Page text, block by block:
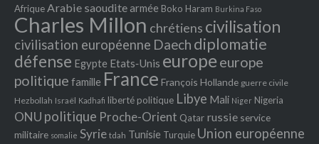
AfriqueArabie saoudite armée Boko Haram Burkina Faso
Charles Millon chrétiens civilisation
civilisation européenne Daech diplomatie
défense Egypte Etats‐Unis europeeurope
politique famille France François Hollande guerre civile
Hezbollah Israël Kadhafi liberté politique Libye Mali Niger Nigeria
ONU politique Proche-Orient Qatar russie service
militaire somalie Syrie tdah Tunisie Turquie Union européenne